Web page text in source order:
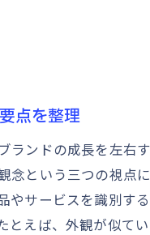
チ点を整理
ランドの成長を左右
念という三つの視点
やサービスを識別す
とえば、外観が似て